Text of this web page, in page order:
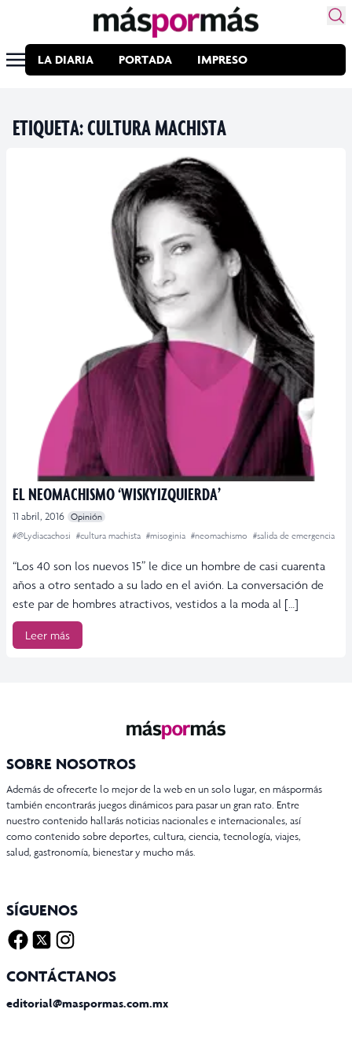
LA DIARIA PORTADA IMPRESO
ETIQUETA:CULTURA MACHISTA
EL NEOMACHISMO ‘WISKYIZQUIERDA’
11 abril, 2016 Opinión
#@Lydiacachosi #cultura machista #misoginia #neomachismo #salida de emergencia
“Los 40 son los nuevos 15” le dice un hombre de casi cuarenta
años a otro sentado a su lado en el avión. La conversación de
este par de hombres atractivos, vestidos a la moda al […]
Leer más
SOBRE NOSOTROS
Además de ofrecerte lo mejor de la web en un solo lugar, en máspormás
también encontrarás juegos dinámicos para pasar un gran rato. Entre
nuestro contenido hallarás noticias nacionales e internacionales, así
como contenido sobre deportes, cultura, ciencia, tecnología, viajes,
salud, gastronomía, bienestar y mucho más.
SÍGUENOS
CONTÁCTANOS
editorial@maspormas.com.mx